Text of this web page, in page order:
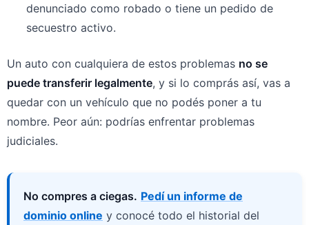
denunciado como robado o tiene un pedido de
secuestro activo.
Un auto con cualquiera de estos problemas no se
puede transferir legalmente, y si lo comprás así, vas a
quedar con un vehículo que no podés poner a tu
nombre. Peor aún: podrías enfrentar problemas
judiciales.
No compres a ciegas. Pedí un informe de
dominio online y conocé todo el historial del